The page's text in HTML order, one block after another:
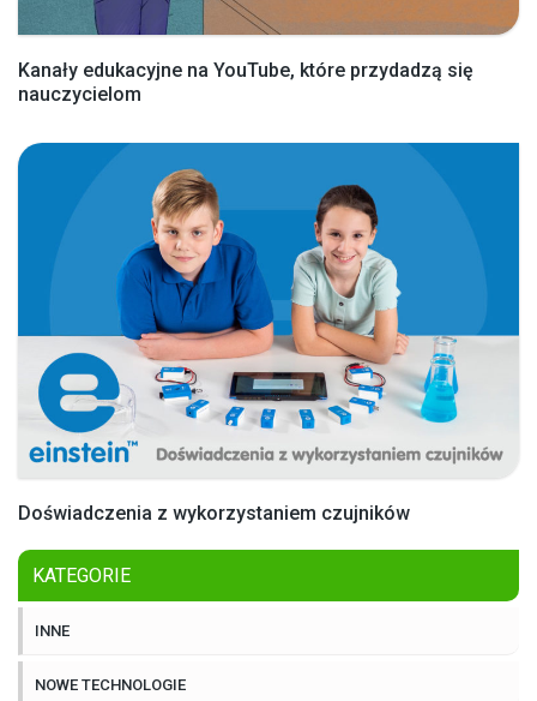
Kanały edukacyjne na YouTube, które przydadzą się
nauczycielom
Doświadczenia z wykorzystaniem czujników
KATEGORIE
INNE
NOWE TECHNOLOGIE